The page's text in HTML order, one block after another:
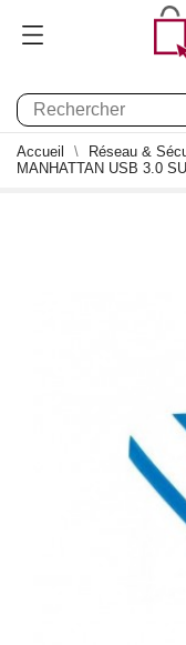
Accueil Réseau &
MANHATTAN USB 3.0